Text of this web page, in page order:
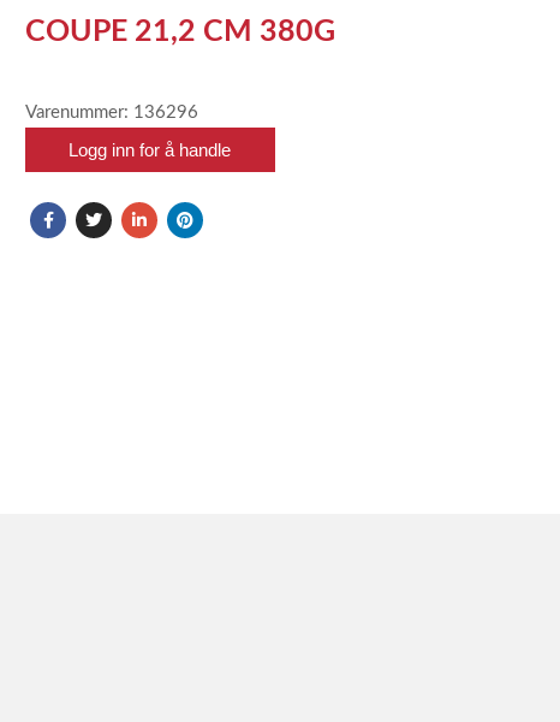
COUPE 21,2 CM 380G
Varenummer: 136296
Logg inn for å handle